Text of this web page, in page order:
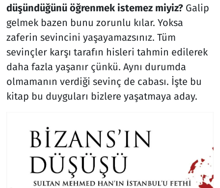
düşündüğünü öğrenmek istemez miyiz? Galip
gelmek bazen bunu zorunlu kılar. Yoksa
zaferin sevincini yaşayamazsınız. Tüm
sevinçler karşı tarafın hisleri tahmin edilerek
daha fazla yaşanır çünkü. Aynı durumda
olmamanın verdiği sevinç de cabası. İşte bu
kitap bu duyguları bizlere yaşatmaya aday.